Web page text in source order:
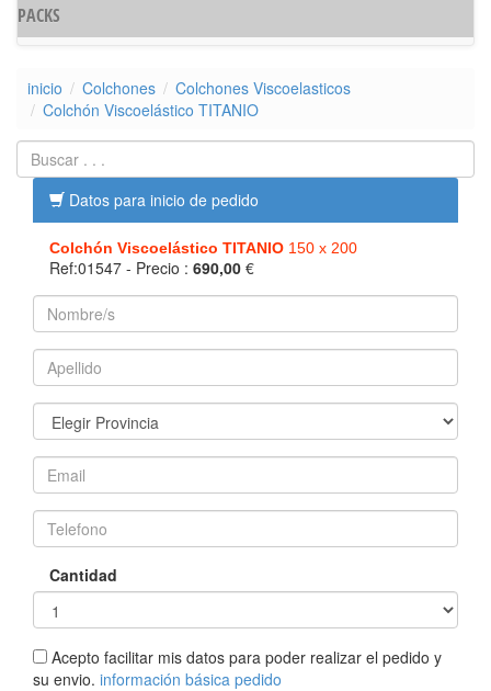
PACKS
inicio Colchones
Colchones Viscoelasticos
Colchón Viscoelástico TITANIO
Datos para inicio de pedido
Colchón Viscoelástico TITANIO 150 x 200
Ref:01547 - Precio : 690,00 €
Cantidad
Acepto facilitar mis datos para poder realizar el pedido y
su envio. información básica pedido